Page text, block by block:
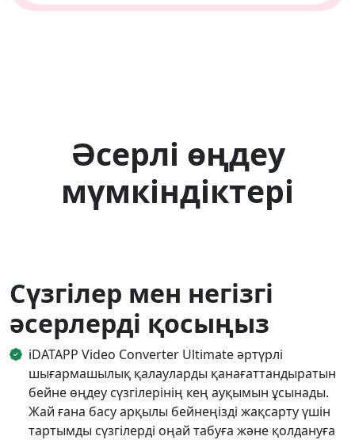
Әсерлі өңдеу
мүмкіндіктері
Сүзгілер мен негізгі
әсерлерді қосыңыз
iDATAPP Video Converter Ultimate әртүрлі
шығармашылық қалауларды қанағаттандыратын
бейне өңдеу сүзгілерінің кең ауқымын ұсынады.
Жай ғана басу арқылы бейнеңізді жақсарту үшін
тартымды сүзгілерді оңай табуға және қолдануға